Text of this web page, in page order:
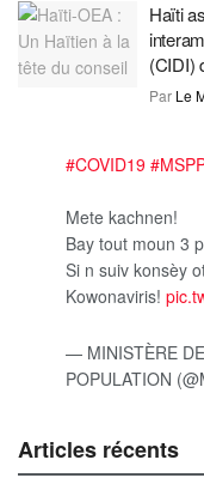
Haïti
(CIDI)
Par Le
#COVID19
Mete kachnen!
Bay tout moun 3
Si n suiv konsèy
Kowonaviris!
— MINISTÈRE
POPULATION
Articles récents